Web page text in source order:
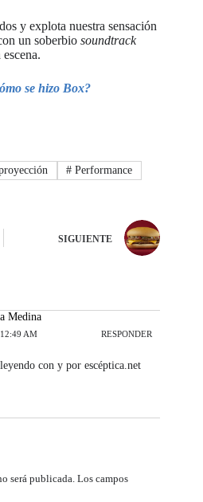
y explota nuestra sensación
un soberbio soundtrack
se hizo Box?
# Performance
SIGUIENTE
Medina
AM RESPONDER
con y por escéptica.net
será publicada. Los campos